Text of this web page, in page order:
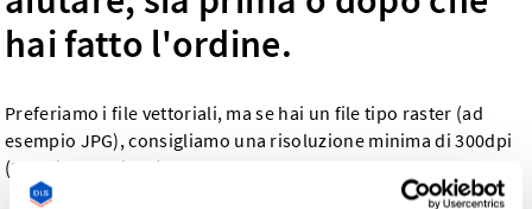
hai fatto l'ordine.
Preferiamo i file vettoriali, ma se hai un file tipo raster (ad
esempio JPG), consigliamo una risoluzione minima di 300dpi
(300 pixel per inch).